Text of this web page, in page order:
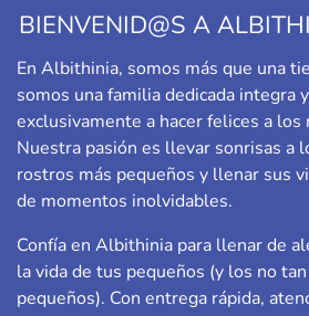
BIENVENID@S A
En Albithinia, somos más que una
somos una familia dedicada integra y
exclusivamente a hacer felices a los
Nuestra pasión es llevar sonrisas a
rostros más pequeños y llenar sus
de momentos inolvidables.
Confía en Albithinia para llenar de
la vida de tus pequeños (y los no tan
pequeños). Con entrega rápida,